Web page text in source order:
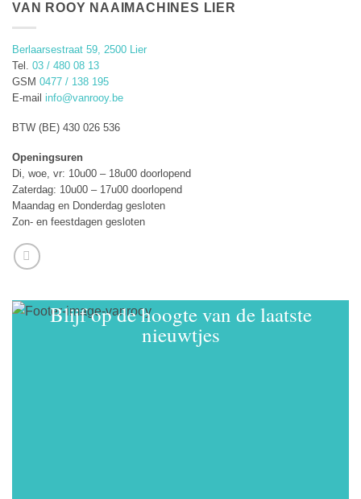
VAN ROOY NAAIMACHINES LIER
Berlaarsestraat 59, 2500 Lier
Tel. 03 / 480 08 13
GSM 0477 / 138 195
E-mail info@vanrooy.be
BTW (BE) 430 026 536
Openingsuren
Di, woe, vr: 10u00 – 18u00 doorlopend
Zaterdag: 10u00 – 17u00 doorlopend
Maandag en Donderdag gesloten
Zon- en feestdagen gesloten
Blijf op de hoogte van de laatste
nieuwtjes